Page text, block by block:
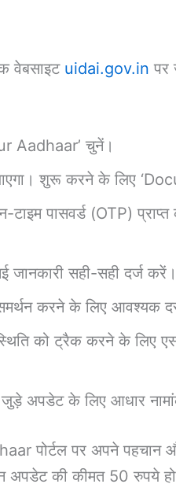
वेबसाइट uidai.gov.in पर
Aadhaar’ चुनें।
शुरू करने के लिए
पासवर्ड (OTP)
सही-सही दर्ज करें।
करने के लिए आवश्यक
को ट्रैक करने के लिए
अपडेट के लिए आधार
पोर्टल पर अपने पहचान
की कीमत 50 रुपये